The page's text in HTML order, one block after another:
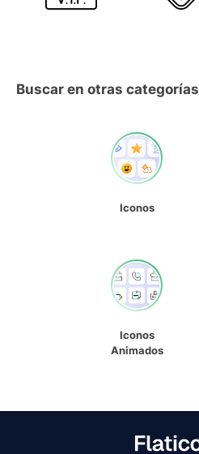
Buscar en otras categorías
Iconos
Iconos
Animados